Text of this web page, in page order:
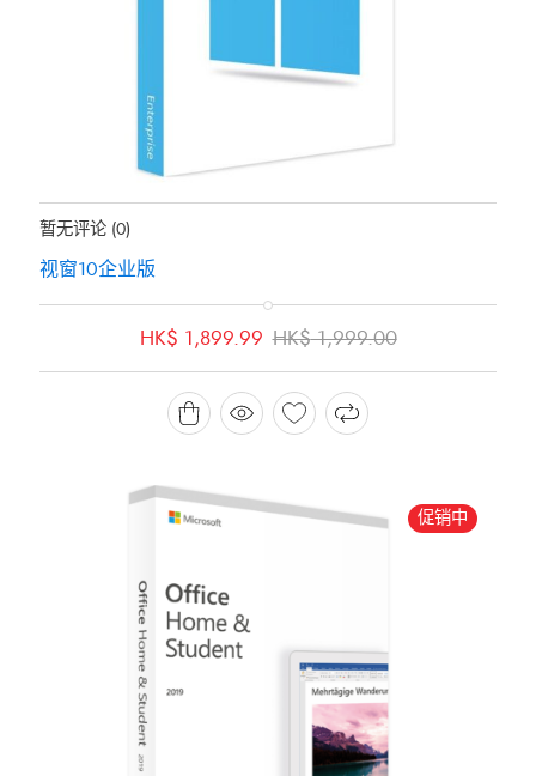
地位：有存货
暂无评论 (0)
视窗10企业版
HK$1,999.00
HK$ 1,999.00。
HK$ 1,899.99
HK$ 1,899.99。
促销中